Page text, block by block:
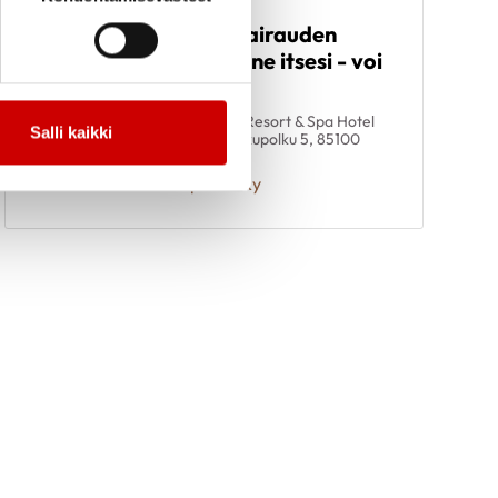
Salli kaikki
Elämää
sydänlihassairauden
kanssa - tunne itsesi - voi
hyvin
Santa's Resort & Spa Hotel
Sani, Jukupolku 5, 85100
Kalajoki
Karpatiat Ry